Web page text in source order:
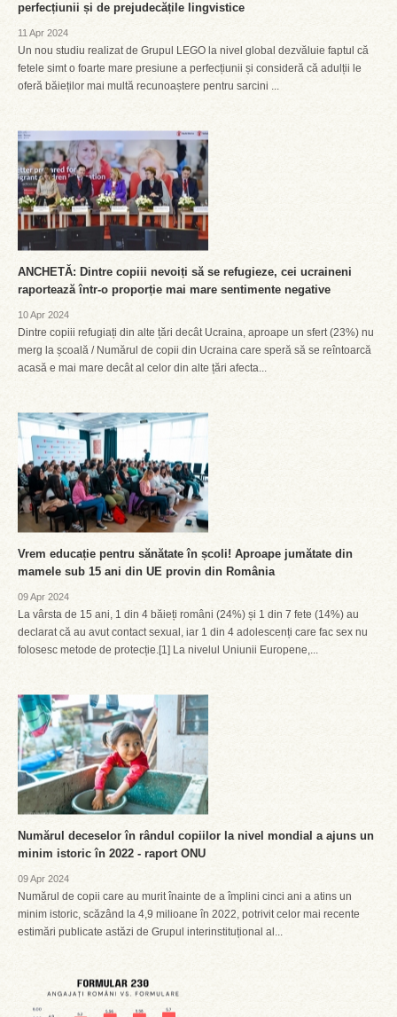
perfecțiunii și de prejudecățile lingvistice
11 Apr 2024
Un nou studiu realizat de Grupul LEGO la nivel global dezvăluie faptul că
fetele simt o foarte mare presiune a perfecțiunii și consideră că adulții le
oferă băieților mai multă recunoaștere pentru sarcini ...
ANCHETĂ: Dintre copiii nevoiți să se refugieze, cei ucraineni
raportează într-o proporție mai mare sentimente negative
10 Apr 2024
Dintre copiii refugiați din alte țări decât Ucraina, aproape un sfert (23%) nu
merg la școală / Numărul de copii din Ucraina care speră să se reîntoarcă
acasă e mai mare decât al celor din alte țări afecta...
Vrem educație pentru sănătate în școli! Aproape jumătate din
mamele sub 15 ani din UE provin din România
09 Apr 2024
La vârsta de 15 ani, 1 din 4 băieți români (24%) și 1 din 7 fete (14%) au
declarat că au avut contact sexual, iar 1 din 4 adolescenți care fac sex nu
folosesc metode de protecție.[1] La nivelul Uniunii Europene,...
Numărul deceselor în rândul copiilor la nivel mondial a ajuns un
minim istoric în 2022 - raport ONU
09 Apr 2024
Numărul de copii care au murit înainte de a împlini cinci ani a atins un
minim istoric, scăzând la 4,9 milioane în 2022, potrivit celor mai recente
estimări publicate astăzi de Grupul interinstituțional al...